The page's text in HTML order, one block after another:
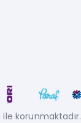
ile korunmaktadır.